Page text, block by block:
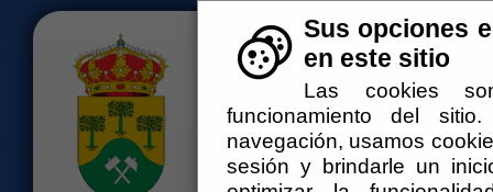
Sus opciones
en este sitio
Las cookies
funcionamiento del
navegación, usamos
sesión y brindarle un